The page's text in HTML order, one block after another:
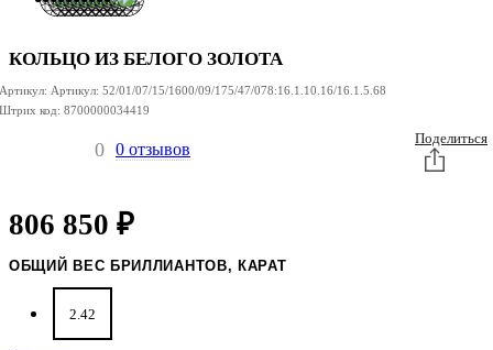
КОЛЬЦО ИЗ БЕЛОГО ЗОЛОТА
Артикул: Артикул: 52/01/07/15/1600/09/175/47/078:16.1.10.16/16.1.5.68
Штрих код: 8700000034419
0 0 отзывов
Поделиться
806 850 ₽
ОБЩИЙ ВЕС БРИЛЛИАНТОВ, КАРАТ
2.42